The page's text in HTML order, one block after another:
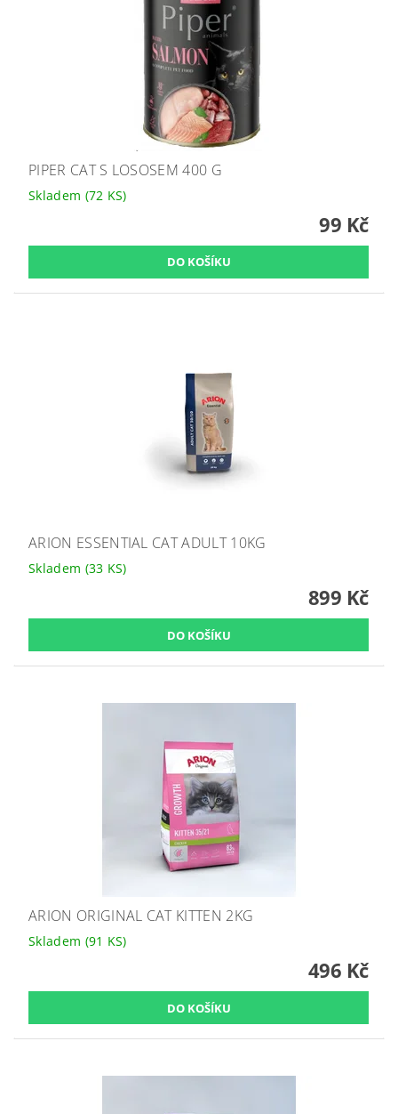
PIPER CAT S LOSOSEM 400 G
Skladem (72 KS)
99 Kč
ARION ESSENTIAL CAT ADULT 10KG
Skladem (33 KS)
899 Kč
ARION ORIGINAL CAT KITTEN 2KG
Skladem (91 KS)
496 Kč